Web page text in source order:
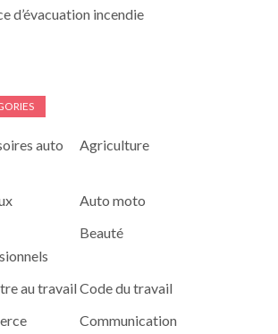
d’évacuation incendie
auto
Agriculture
Auto moto
Beauté
au travailCode du travail
Communication